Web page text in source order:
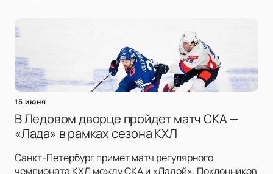
15 июня
В Ледовом дворце пройдет матч СКА —
«Лада» в рамках сезона КХЛ
Санкт-Петербург примет матч регулярного
чемпионата КХЛ между СКА и «Ладой». Поклонников